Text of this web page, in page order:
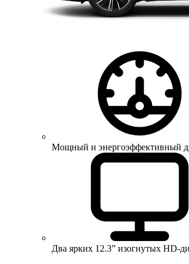
Мощный и энергоэффективный
Два ярких 12.3” изогнутых HD-